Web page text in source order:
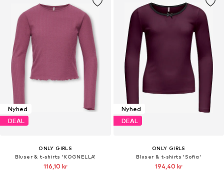
Nyhed
DEAL
ONLY GIRLS
Bluser & t-shirts 'KOGNELLA'
116,10 kr
Nyhed
DEAL
ONLY GIRLS
Bluser & t-shirts 'Sofia'
194,40 kr